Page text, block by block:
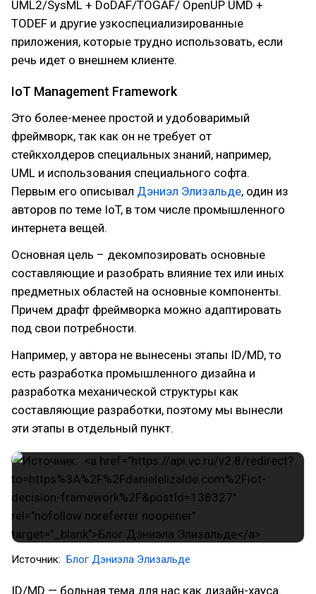
UML2/SysML + DoDAF/TOGAF/ OpenUP UMD +
TODEF и другие узкоспециализированные
приложения, которые трудно использовать, если
речь идет о внешнем клиенте.
IoT Management Framework
Это более-менее простой и удобоваримый
фреймворк, так как он не требует от
стейкхолдеров специальных знаний, например,
UML и использования специального софта.
Первым его описывал Дэниэл Элизальде, один из
авторов по теме IoT, в том числе промышленного
интернета вещей.
Основная цель – декомпозировать основные
составляющие и разобрать влияние тех или иных
предметных областей на основные компоненты.
Причем драфт фреймворка можно адаптировать
под свои потребности.
Например, у автора не вынесены этапы ID/MD, то
есть разработка промышленного дизайна и
разработка механической структуры как
составляющие разработки, поэтому мы вынесли
эти этапы в отдельный пункт.
Источник: Блог Дэниэла Элизальде
ID/MD — больная тема для нас как дизайн-хауса.